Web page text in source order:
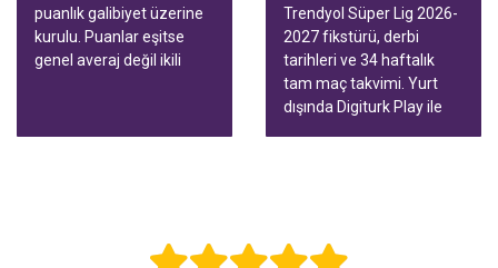
puanlık galibiyet üzerine
kurulu. Puanlar eşitse
genel averaj değil ikili
Trendyol Süper Lig 2026-
2027 fikstürü, derbi
tarihleri ve 34 haftalık
tam maç takvimi. Yurt
dışında Digiturk Play ile